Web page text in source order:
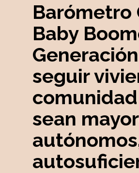
Barómetro
Baby
seguir
sean